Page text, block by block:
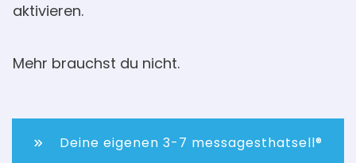
aktivieren.
Mehr brauchst du nicht.
Deine eigenen 3-7 messagesthatsell®